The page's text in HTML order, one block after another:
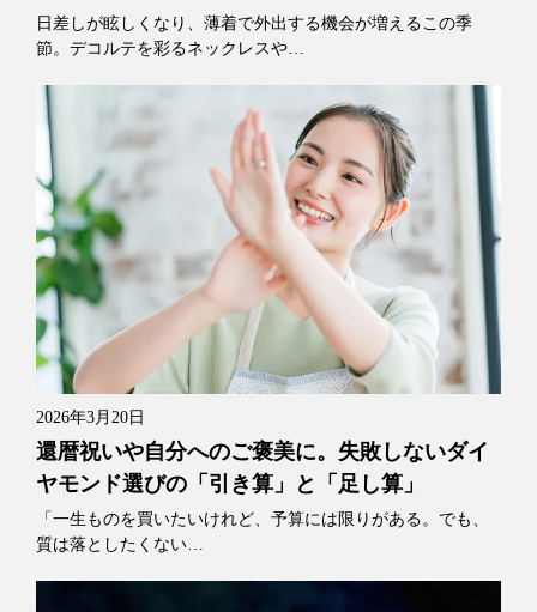
日差しが眩しくなり、薄着で外出する機会が増えるこの季
節。デコルテを彩るネックレスや…
2026年3月20日
還暦祝いや自分へのご褒美に。失敗しないダイ
ヤモンド選びの「引き算」と「足し算」
「一生ものを買いたいけれど、予算には限りがある。でも、
質は落としたくない…